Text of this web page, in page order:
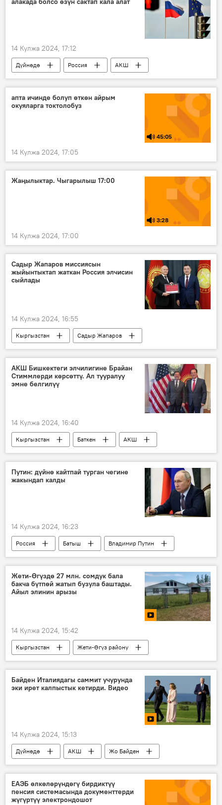
14 Кулжа 2024, 17:12
Дүйнөдө Россия
АКШ
Европа
мамиле
Өнүгүү
Саясат
Экономика
көз карандылык
апта ичинде болуп өткөн айрым
окуяларга токтолобуз
45:05
14 Кулжа 2024, 17:05
Жаңылыктар. Чыгарылыш 17:00
3:28
14 Кулжа 2024, 17:00
Садыр Жапаров миссиясын
жыйынтыктап жаткан Россия элчисин
сыйлады
14 Кулжа 2024, 16:55
Кыргызстан
Садыр Жапаров
Россия
элчи
Николай Удовиченко
АКШ Бишкектеги элчилигине Брайан
Стиммлерди көрсөттү. Ал тууралуу
эмне белгилүү
14 Кулжа 2024, 16:40
Кыргызстан Баткен
АКШ
элчи
Брайан Стиммлер
Путин: дүйнө кайтпай турган чегине
жакындап калды
14 Кулжа 2024, 16:23
Россия Батыш
Владимир Путин
чакырык
Чабуул
Жети-Өгүздө 27 млн. сомдук бала
бакча бүтпөй жатып бузула баштады.
Айыл элинин арызы
14 Кулжа 2024, 15:42
Кыргызстан
Жети-Өгүз району
бала бакча
курулуш тендер
Байден Италиядагы саммит учурунда
эки ирет калпыстык кетирди. Видео
14 Кулжа 2024, 15:13
Дүйнөдө АКШ
Жо Байден
G7
саммит
Италия
Жоржа Мелони
Видео
ЕАЭБ өлкөлөрүндөгү бирдиктүү
пенсия системасында документтерди
жүгүртүү электрондошот